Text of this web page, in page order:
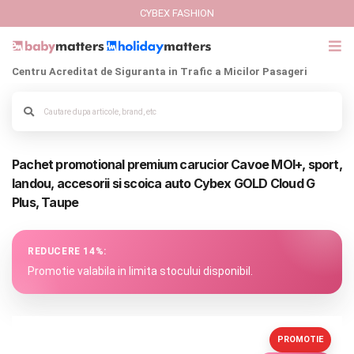
Italbaby Collections
Branduri
CARUCIOARE COPII
CYBEX FASHION
Centru Acreditat de Siguranta in Trafic a Micilor Pasageri
Pachet promotional premium carucior Cavoe MOI+, sport,
landou, accesorii si scoica auto Cybex GOLD Cloud G
Plus, Taupe
REDUCERE 14%:
Promotie valabila in limita stocului disponibil.
PROMOTIE
Alege culoarea cadrului